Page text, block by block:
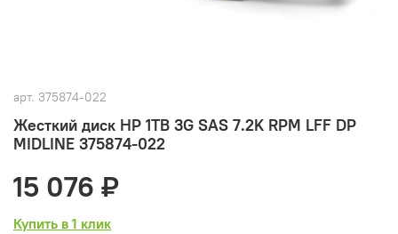
арт. 375874-022
Жесткий диск HP 1TB 3G SAS 7.2K RPM LFF DP
MIDLINE 375874-022
15 076 ₽
Купить в 1 клик